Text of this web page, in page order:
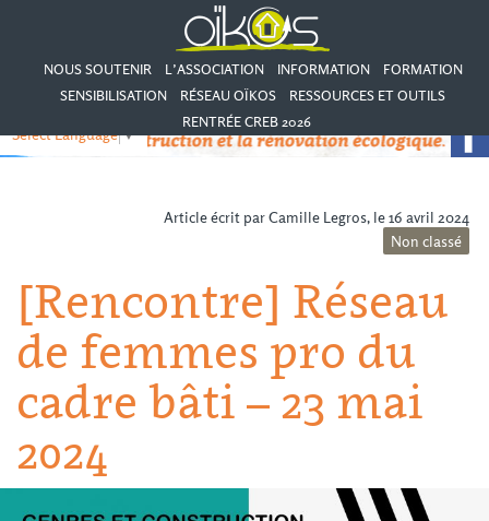
NOUS SOUTENIR L’ASSOCIATION INFORMATION
FORMATION
SENSIBILISATION
RÉSEAU OÏKOS
RESSOURCES ET OUTILS
RENTRÉE CREB 2026
Select Language▼
Article écrit par Camille Legros, le 16 avril 2024
Non classé
[Rencontre] Réseau
de femmes pro du
cadre bâti – 23 mai
2024